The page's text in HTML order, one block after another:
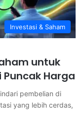
Investasi & Saham
untuk
Harga
pembelian di
yang lebih cerdas,